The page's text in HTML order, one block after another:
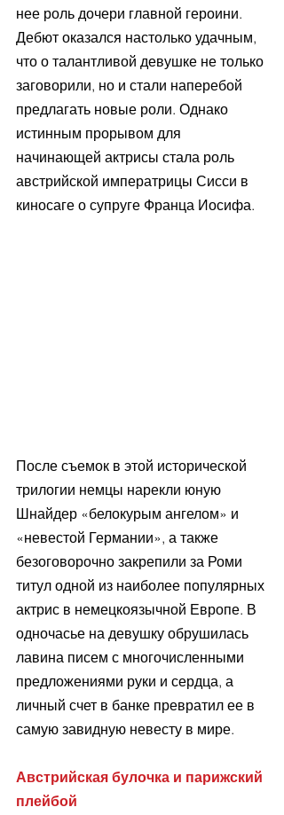
нее роль дочери главной героини.
Дебют оказался настолько удачным,
что о талантливой девушке не только
заговорили, но и стали наперебой
предлагать новые роли. Однако
истинным прорывом для
начинающей актрисы стала роль
австрийской императрицы Сисси в
киносаге о супруге Франца Иосифа.
После съемок в этой исторической
трилогии немцы нарекли юную
Шнайдер «белокурым ангелом» и
«невестой Германии», а также
безоговорочно закрепили за Роми
титул одной из наиболее популярных
актрис в немецкоязычной Европе. В
одночасье на девушку обрушилась
лавина писем с многочисленными
предложениями руки и сердца, а
личный счет в банке превратил ее в
самую завидную невесту в мире.
Австрийская булочка и парижский
плейбой